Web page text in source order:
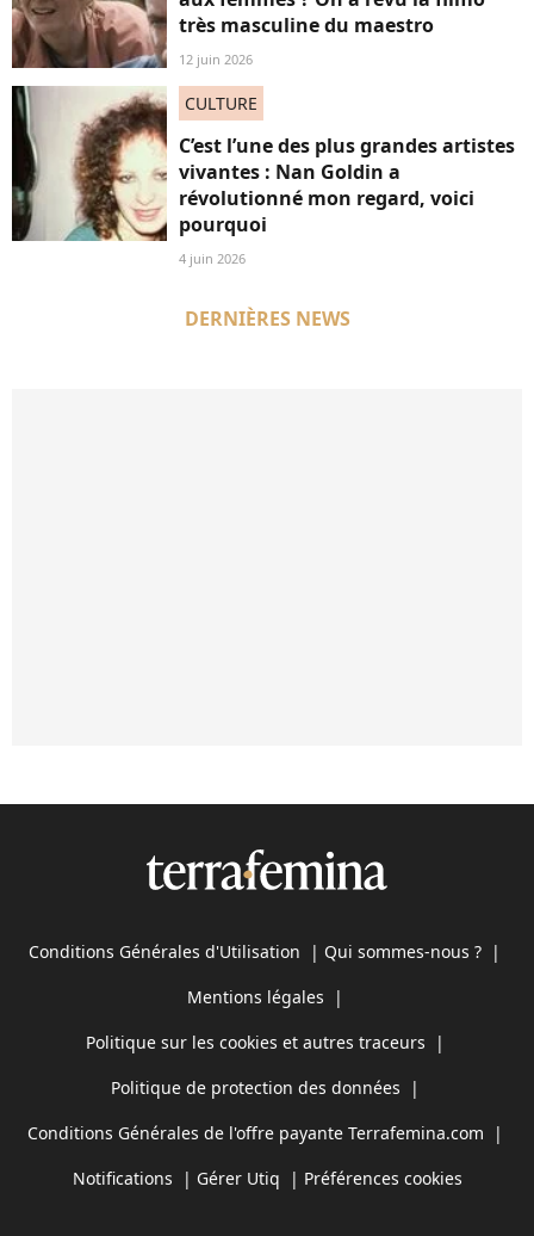
très masculine du maestro
12 juin 2026
CULTURE
C’est l’une des plus grandes artistes
vivantes : Nan Goldin a
révolutionné mon regard, voici
pourquoi
4 juin 2026
DERNIÈRES NEWS
Conditions Générales d'Utilisation | Qui sommes-nous ? |
Mentions légales |
Politique sur les cookies et autres traceurs |
Politique de protection des données |
Conditions Générales de l'offre payante Terrafemina.com |
Notifications | Gérer Utiq | Préférences cookies